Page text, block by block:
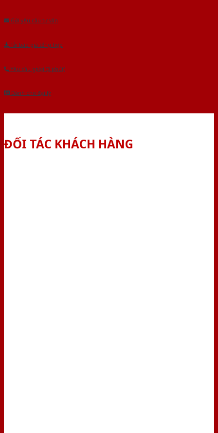
Âu.Chúng tôi tự tin là nhà sản xuất & cung cấp hàng đầu tại Việt Nam!
Gửi yêu cầu tư vấn
Tải báo giá tổng hợp
Yêu cầu gọi lại (3 phút)
Dành cho đại lý
ĐỐI TÁC KHÁCH HÀNG